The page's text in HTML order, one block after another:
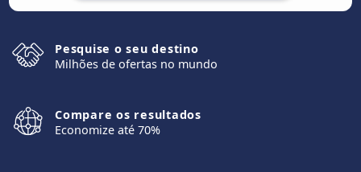
Pesquise o seu destino
Milhões de ofertas no mundo
Compare os resultados
Economize até 70%